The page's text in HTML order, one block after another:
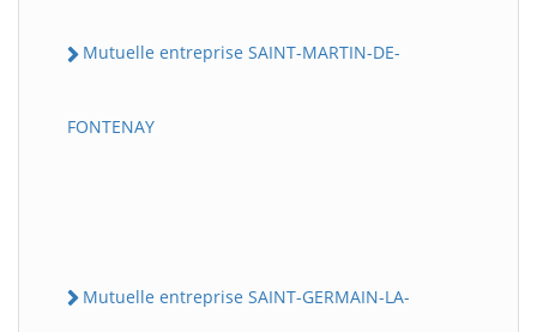
Mutuelle entreprise SAINT-MARTIN-DE-
FONTENAY
Mutuelle entreprise SAINT-GERMAIN-LA-